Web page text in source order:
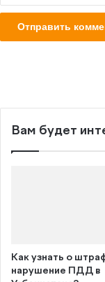
Вам будет
Как узнать о
нарушение ПДД в